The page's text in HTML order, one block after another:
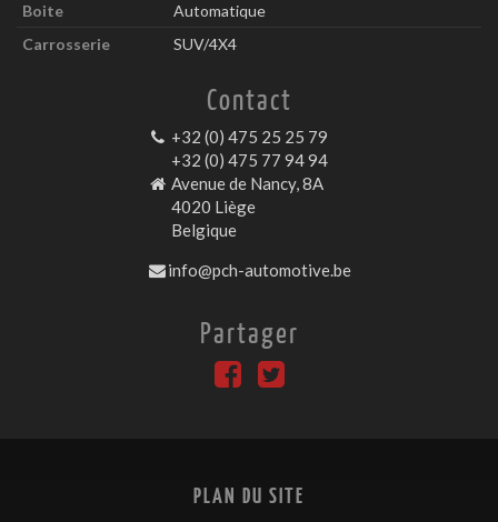
Boite
Automatique
Carrosserie
SUV/4X4
Contact
+32 (0) 475 25 25 79
+32 (0) 475 77 94 94
Avenue de Nancy, 8A
4020 Liège
Belgique
info@pch-automotive.be
Partager
PLAN DU SITE